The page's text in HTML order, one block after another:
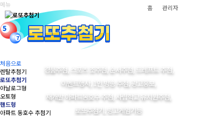
메뉴 관리자
홈
처음으로
렌탈추첨기
로또추첨기
아날로그형
오토형
핸드형
아파트 동호수 추첨기
경품추첨, 스포츠 조추첨, 순서추첨, 드레프트 추첨,
이벤트행사, 1인 방송 추첨, 광고홍보,
재개발 아파트동호수 추첨, 사립학교 유치원추첨,
로또추첨기, 빙고게임기등